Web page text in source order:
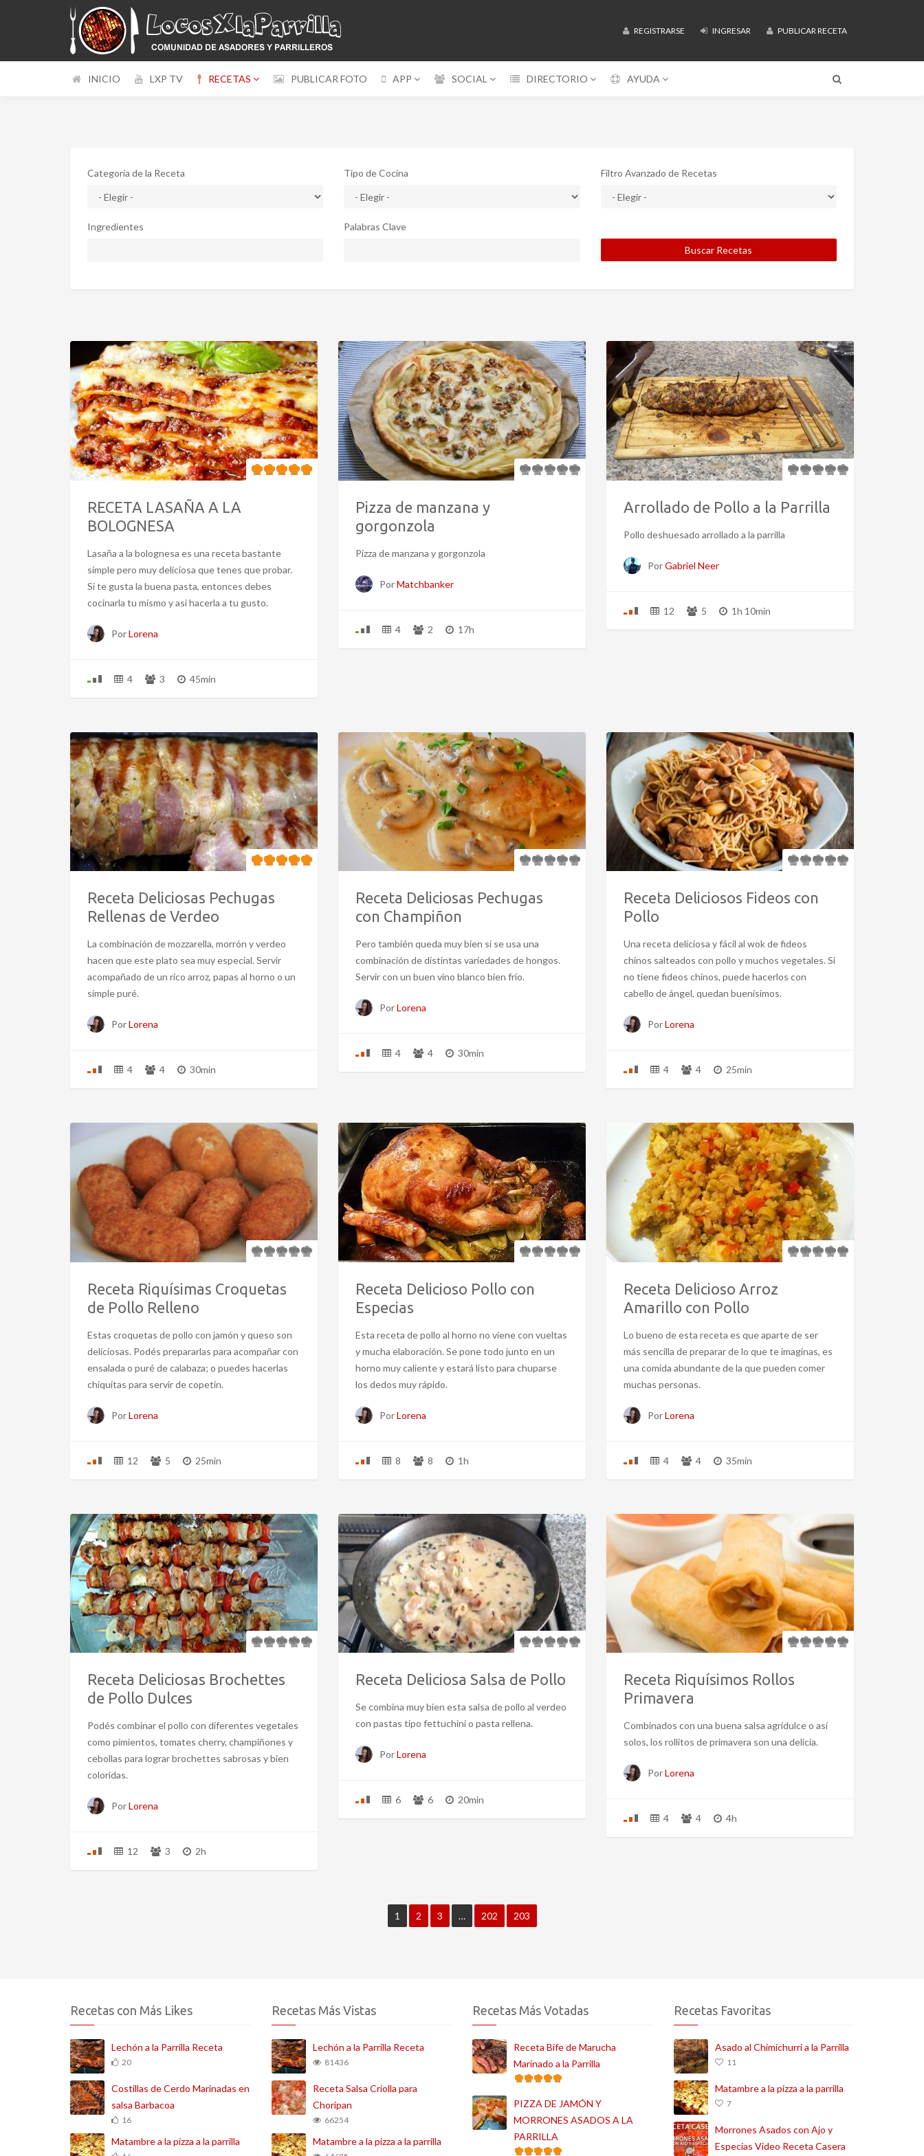
REGISTRARSE INGRESAR PUBLICAR RECETA
INICIO LXP TV RECETAS PUBLICAR FOTO APP SOCIAL DIRECTORIO AYUDA
Categoría de la Receta Tipo de Cocina Filtro Avanzado de Recetas
Ingredientes
Palabras Clave
Buscar Recetas
RECETA LASAÑA A LA
BOLOGNESA
Lasaña a la bolognesa es una receta bastante
simple pero muy deliciosa que tenes que probar.
Si te gusta la buena pasta, entonces debes
cocinarla tu mismo y asi hacerla a tu gusto.
PorLorena
4 3 45min
Pizza de manzana y
gorgonzola
Pizza de manzana y gorgonzola
PorMatchbanker
4 2 17h
Arrollado de Pollo a la Parrilla
Pollo deshuesado arrollado a la parrilla
PorGabriel Neer
12 5 1h 10min
Receta Deliciosas Pechugas
Rellenas de Verdeo
La combinación de mozzarella, morrón y verdeo
hacen que este plato sea muy especial. Servir
acompañado de un rico arroz, papas al horno o un
simple puré.
PorLorena
4 4 30min
Receta Deliciosas Pechugas
con Champiñon
Pero también queda muy bien si se usa una
combinación de distintas variedades de hongos.
Servir con un buen vino blanco bien frío.
PorLorena
4 4 30min
Receta Deliciosos Fideos con
Pollo
Una receta deliciosa y fácil al wok de fideos
chinos salteados con pollo y muchos vegetales. Si
no tiene fideos chinos, puede hacerlos con
cabello de ángel, quedan buenísimos.
PorLorena
4 4 25min
Receta Riquísimas Croquetas
de Pollo Relleno
Estas croquetas de pollo con jamón y queso son
deliciosas. Podés prepararlas para acompañar con
ensalada o puré de calabaza; o puedes hacerlas
chiquitas para servir de copetín.
PorLorena
12 5 25min
Receta Delicioso Pollo con
Especias
Esta receta de pollo al horno no viene con vueltas
y mucha elaboración. Se pone todo junto en un
horno muy caliente y estará listo para chuparse
los dedos muy rápido.
PorLorena
8 8 1h
Receta Delicioso Arroz
Amarillo con Pollo
Lo bueno de esta receta es que aparte de ser
más sencilla de preparar de lo que te imaginas, es
una comida abundante de la que pueden comer
muchas personas.
PorLorena
4 4 35min
Receta Deliciosas Brochettes
de Pollo Dulces
Podés combinar el pollo con diferentes vegetales
como pimientos, tomates cherry, champiñones y
cebollas para lograr brochettes sabrosas y bien
coloridas.
PorLorena
12 3 2h
Receta Deliciosa Salsa de Pollo
Se combina muy bien esta salsa de pollo al verdeo
con pastas tipo fettuchini o pasta rellena.
PorLorena
6 6 20min
Receta Riquísimos Rollos
Primavera
Combinados con una buena salsa agridulce o así
solos, los rollitos de primavera son una delicia.
PorLorena
4 4 4h
1 2 3 … 202 203
Recetas con Más Likes
Lechón a la Parrilla Receta
20
Costillas de Cerdo Marinadas en
salsa Barbacoa
16
Matambre a la pizza a la parrilla
Recetas Más Vistas
Lechón a la Parrilla Receta
81436
Receta Salsa Criolla para
Choripan
66254
Matambre a la pizza a la parrilla
Recetas Más Votadas
Receta Bife de Marucha
Marinado a la Parrilla
PIZZA DE JAMÓN Y
MORRONES ASADOS A LA
PARRILLA
Recetas Favoritas
Asado al Chimichurri a la Parrilla
11
Matambre a la pizza a la parrilla
7
Morrones Asados con Ajo y
Especias Video Receta Casera